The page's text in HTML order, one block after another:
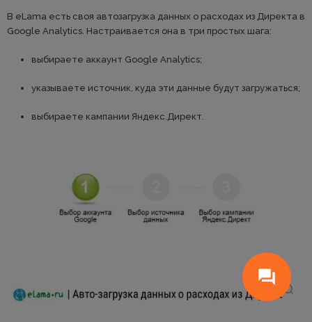
В eLama есть своя автозагрузка данных о расходах из Директа в
Google Analytics. Настраивается она в три простых шага:
выбираете аккаунт Google Analytics;
указываете источник, куда эти данные будут загружаться;
выбираете кампании Яндекс.Директ.